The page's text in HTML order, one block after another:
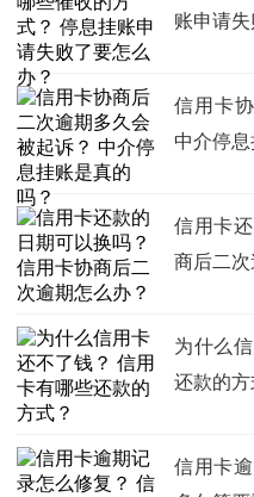
账申请
信用卡
中介停
信用卡
商后二次
为什么
还款的方
信用卡